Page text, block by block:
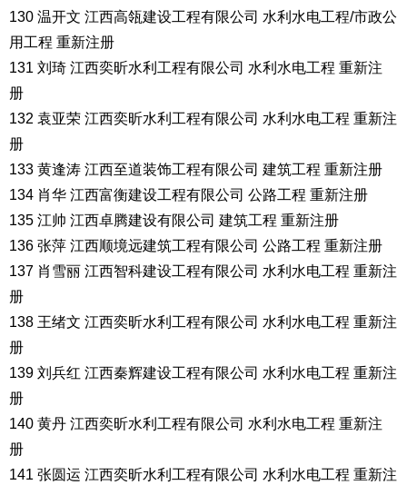
130 温开文 江西高瓴建设工程有限公司 水利水电工程/市政公
用工程 重新注册
131 刘琦 江西奕昕水利工程有限公司 水利水电工程 重新注
册
132 袁亚荣 江西奕昕水利工程有限公司 水利水电工程 重新注
册
133 黄逢涛 江西至道装饰工程有限公司 建筑工程 重新注册
134 肖华 江西富衡建设工程有限公司 公路工程 重新注册
135 江帅 江西卓腾建设有限公司 建筑工程 重新注册
136 张萍 江西顺境远建筑工程有限公司 公路工程 重新注册
137 肖雪丽 江西智科建设工程有限公司 水利水电工程 重新注
册
138 王绪文 江西奕昕水利工程有限公司 水利水电工程 重新注
册
139 刘兵红 江西秦辉建设工程有限公司 水利水电工程 重新注
册
140 黄丹 江西奕昕水利工程有限公司 水利水电工程 重新注
册
141 张圆运 江西奕昕水利工程有限公司 水利水电工程 重新注